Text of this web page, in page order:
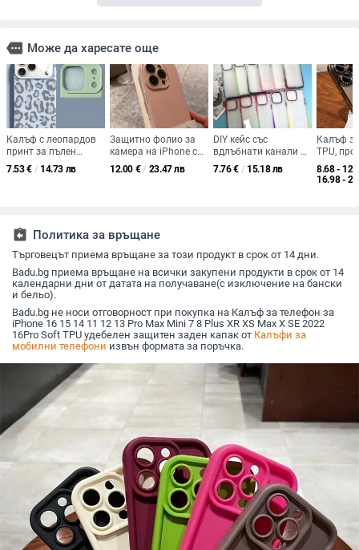
more Може да харесате още
Калъф с леопардов
принт за пълен
обхват за iPhone 17
Pro Max и iPhone 16
7.53€ / 14.73 лв
Защитно фолио за
камера на iPhone с
текстура на личи,
силикон, матово
12.00 € / 23.47 лв
DIY кейс със
вдлъбнати канали и
златен щит за iPhone
17 Pro Max с
7.76€ / 15.18 лв
Калъф
TPU,
8.68 -
16.98 -
assignment_return Политика за връщане
Търговецът приема връщане за този продукт в срок от 14 дни.
Badu.bg приема връщане на всички закупени продукти в срок от 14
календарни дни от датата на получаване(с изключение на бански
и бельо).
Badu.bg не носи отговорност при покупка на Калъф за телефон за
iPhone 16 15 14 11 12 13 Pro Max Mini 7 8 Plus XR XS Max X SE 2022
16Pro Soft TPU удебелен защитен заден капак от Калъфи за
мобилни телефони извън формата за поръчка.